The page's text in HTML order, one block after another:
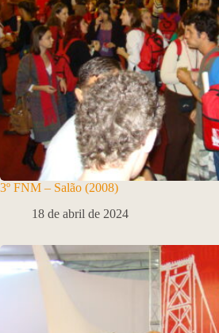
3º FNM – Salão (2008)
18 de abril de 2024